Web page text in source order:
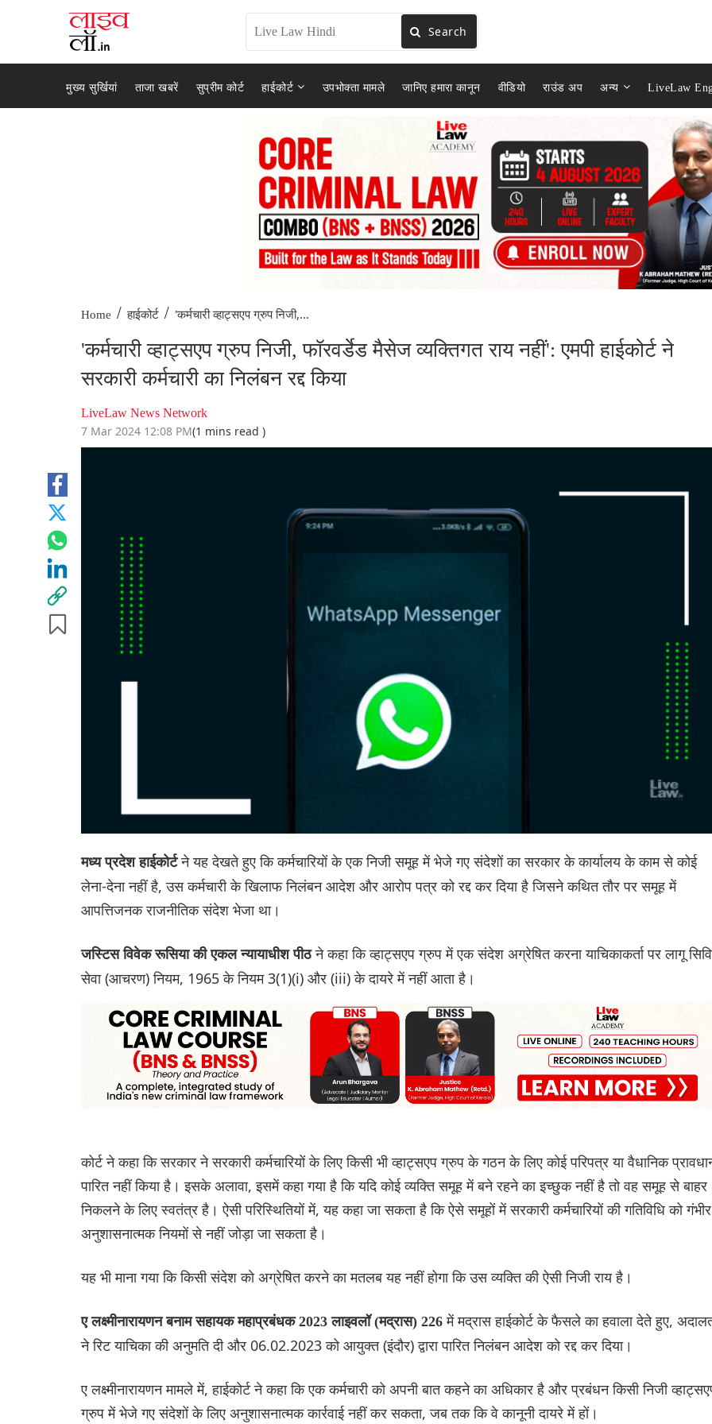
Search
मुख्य सुर्खियां ताजा खबरें सुप्रीम कोर्ट हाईकोर्ट उपभोक्ता मामले जानिए हमारा कानून वीडियो राउंड अप अन्य LiveLaw
Home / हाईकोर्ट / 'कर्मचारी व्हाट्सएप ग्रुप निजी,...
'कर्मचारी व्हाट्सएप ग्रुप निजी, फॉरवर्डेड मैसेज व्यक्तिगत राय नहीं': एमपी हाईकोर्ट ने
सरकारी कर्मचारी का निलंबन रद्द किया
LiveLaw News Network
7 Mar 2024 12:08 PM(1 mins read )
मध्य प्रदेश हाईकोर्टने यह देखते हुए कि कर्मचारियों के एक निजी समूह में भेजे गए संदेशों का सरकार के कार्यालय के काम से कोई
लेना-देना नहीं है, उस कर्मचारी के खिलाफ निलंबन आदेश और आरोप पत्र को रद्द कर दिया है जिसने कथित तौर पर समूह में
आपत्तिजनक राजनीतिक संदेश भेजा था।
जस्टिस विवेक रूसिया की एकल न्यायाधीश पीठने कहा कि व्हाट्सएप ग्रुप में एक संदेश अग्रेषित करना याचिकाकर्ता पर लागू
सेवा (आचरण) नियम, 1965 के नियम 3(1)(i) और (iii) के दायरे में नहीं आता है।
कोर्ट ने कहा कि सरकार ने सरकारी कर्मचारियों के लिए किसी भी व्हाट्सएप ग्रुप के गठन के लिए कोई परिपत्र या वैधानिक
पारित नहीं किया है। इसके अलावा, इसमें कहा गया है कि यदि कोई व्यक्ति समूह में बने रहने का इच्छुक नहीं है तो वह समूह से बाहर
निकलने के लिए स्वतंत्र है। ऐसी परिस्थितियों में, यह कहा जा सकता है कि ऐसे समूहों में सरकारी कर्मचारियों की गतिविधि को गंभीर
अनुशासनात्मक नियमों से नहीं जोड़ा जा सकता है।
यह भी माना गया कि किसी संदेश को अग्रेषित करने का मतलब यह नहीं होगा कि उस व्यक्ति की ऐसी निजी राय है।
ए लक्ष्मीनारायणन बनाम सहायक महाप्रबंधक 2023 लाइवलॉ (मद्रास) 226में मद्रास हाईकोर्ट के फैसले का हवाला देते हुए,
ने रिट याचिका की अनुमति दी और 06.02.2023 को आयुक्त (इंदौर) द्वारा पारित निलंबन आदेश को रद्द कर दिया।
ए लक्ष्मीनारायणन मामले में, हाईकोर्ट ने कहा कि एक कर्मचारी को अपनी बात कहने का अधिकार है और प्रबंधन किसी निजी
ग्रुप में भेजे गए संदेशों के लिए अनुशासनात्मक कार्रवाई नहीं कर सकता, जब तक कि वे कानूनी दायरे में हों।